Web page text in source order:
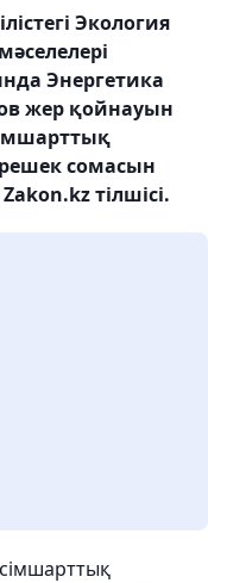
Экология
Энергетика
жер қойнауын
сомасын
тілшісі.